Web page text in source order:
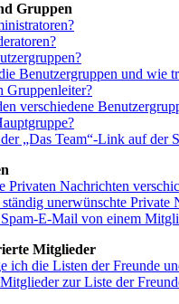
Gruppen
Benutzergruppen und wie
Gruppenleiter?
verschiedene
„Das Team“-Link auf der
Privaten Nachrichten
unerwünschte Private
E-Mail von einem
Mitglieder
ich die Listen der Freunde
zur Liste der